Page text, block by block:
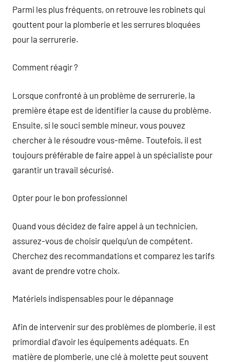
Parmi les plus fréquents, on retrouve les robinets qui
gouttent pour la plomberie et les serrures bloquées
pour la serrurerie.
Comment réagir ?
Lorsque confronté à un problème de serrurerie, la
première étape est de identifier la cause du problème.
Ensuite, si le souci semble mineur, vous pouvez
chercher à le résoudre vous-même. Toutefois, il est
toujours préférable de faire appel à un spécialiste pour
garantir un travail sécurisé.
Opter pour le bon professionnel
Quand vous décidez de faire appel à un technicien,
assurez-vous de choisir quelqu’un de compétent.
Cherchez des recommandations et comparez les tarifs
avant de prendre votre choix.
Matériels indispensables pour le dépannage
Afin de intervenir sur des problèmes de plomberie, il est
primordial d’avoir les équipements adéquats. En
matière de plomberie, une clé à molette peut souvent